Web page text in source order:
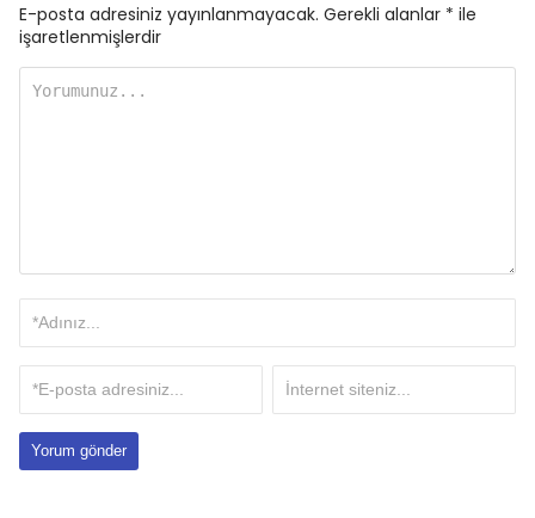
E-posta adresiniz yayınlanmayacak. Gerekli alanlar * ile
işaretlenmişlerdir